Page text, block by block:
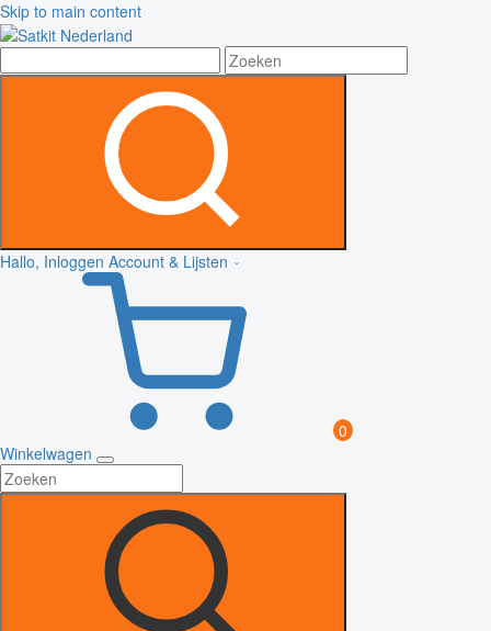
Skip to main content
Hallo, Inloggen Account & Lijsten
0
Winkelwagen